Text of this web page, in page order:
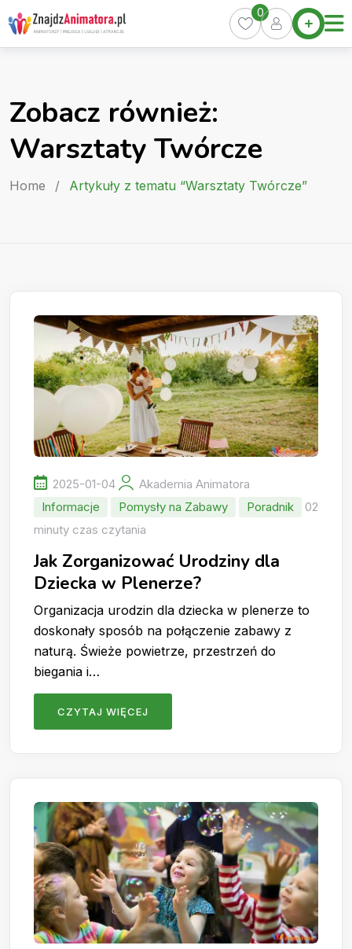
Skip
to
content
Home
Oferty
Kurs
0
Zobacz również:
Warsztaty Twórcze
Home / Artykuły z tematu “Warsztaty Twórcze”
2025-01-04
Akademia Animatora
Informacje
Pomysły na Zabawy Poradnik
02
minuty czas czytania
Jak Zorganizować Urodziny dla
Dziecka w Plenerze?
Organizacja urodzin dla dziecka w plenerze to
doskonały sposób na połączenie zabawy z
naturą. Świeże powietrze, przestrzeń do
biegania i…
CZYTAJ WIĘCEJ